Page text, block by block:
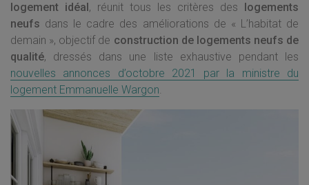
logement idéal, réunit tous les critères des logements
neufs dans le cadre des améliorations de « L’habitat de
demain », objectif de construction de logements neufs de
qualité, dressés dans une liste exhaustive pendant les
nouvelles annonces d’octobre 2021 par la ministre du
logement Emmanuelle Wargon.